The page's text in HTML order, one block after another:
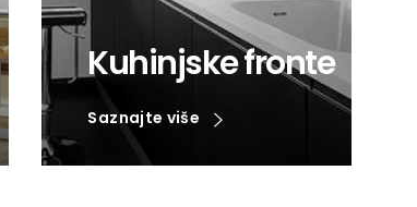
Kuhinjske fronte
Saznajte više